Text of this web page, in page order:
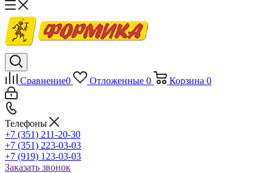
Сравнение0 Отложенные 0 Корзина 0
Телефоны
+7 (351) 211-20-30
+7 (351) 223-03-03
+7 (919) 123-03-03
Заказать звонок